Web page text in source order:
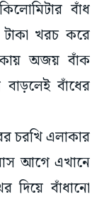
বাঁধ
খরচ করে
অজয় বাঁক
বাঁধের
চরখি এলাকার
আগে এখানে
দিয়ে বাঁধানো